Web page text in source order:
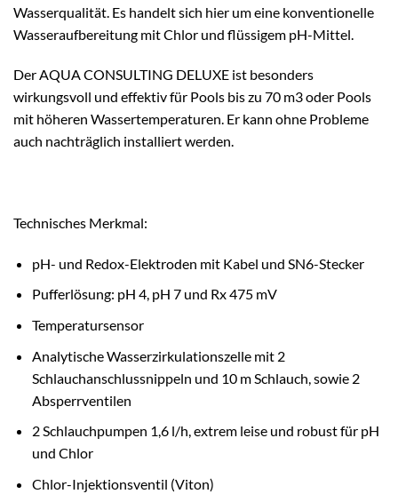
Wasserqualität. Es handelt sich hier um eine konventionelle
Wasseraufbereitung mit Chlor und flüssigem pH-Mittel.
Der AQUA CONSULTING DELUXE ist besonders
wirkungsvoll und effektiv für Pools bis zu 70 m3 oder Pools
mit höheren Wassertemperaturen. Er kann ohne Probleme
auch nachträglich installiert werden.
Technisches Merkmal:
pH- und Redox-Elektroden mit Kabel und SN6-Stecker
Pufferlösung: pH 4, pH 7 und Rx 475 mV
Temperatursensor
Analytische Wasserzirkulationszelle mit 2
Schlauchanschlussnippeln und 10 m Schlauch, sowie 2
Absperrventilen
2 Schlauchpumpen 1,6 l/h, extrem leise und robust für pH
und Chlor
Chlor-Injektionsventil (Viton)